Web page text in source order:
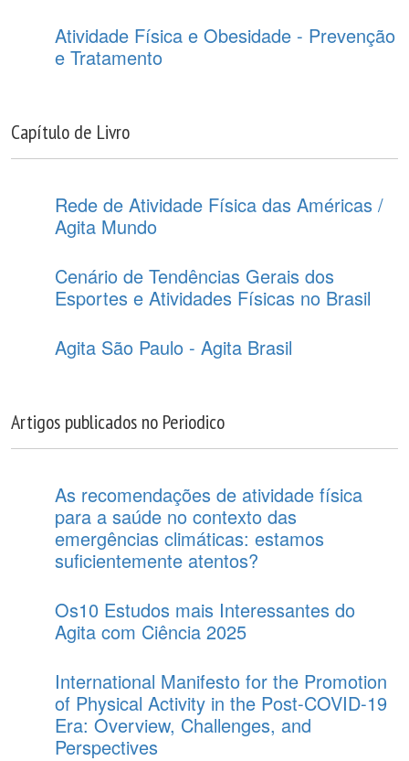
Atividade Física e Obesidade - Prevenção
e Tratamento
Capítulo de Livro
Rede de Atividade Física das Américas /
Agita Mundo
Cenário de Tendências Gerais dos
Esportes e Atividades Físicas no Brasil
Agita São Paulo - Agita Brasil
Artigos publicados no Periodico
As recomendações de atividade física
para a saúde no contexto das
emergências climáticas: estamos
suficientemente atentos?
Os10 Estudos mais Interessantes do
Agita com Ciência 2025
International Manifesto for the Promotion
of Physical Activity in the Post-COVID-19
Era: Overview, Challenges, and
Perspectives